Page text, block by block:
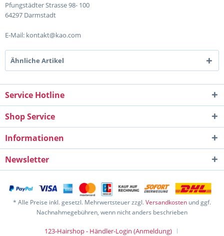
Pfungstädter Strasse 98- 100
64297 Darmstadt
E-Mail: kontakt@kao.com
Ähnliche Artikel
Service Hotline
Shop Service
Informationen
Newsletter
* Alle Preise inkl. gesetzl. Mehrwertsteuer zzgl.Versandkosten und ggf.
Nachnahmegebühren, wenn nicht anders beschrieben
123-Hairshop - Händler-Login (Anmeldung)